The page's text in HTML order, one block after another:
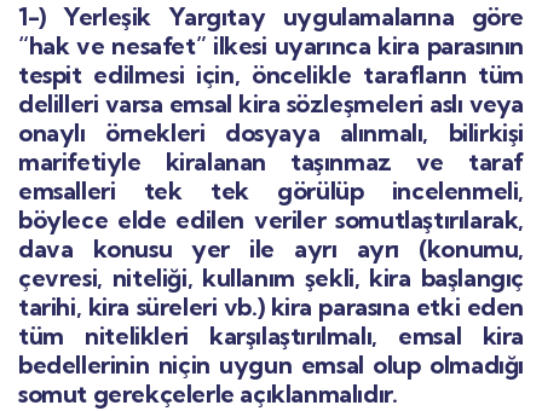
1-) Yerleşik Yargıtay uygulamalarına göre
“hak ve nesafet” ilkesi uyarınca kira parasının
tespit edilmesi için, öncelikle tarafların tüm
delilleri varsa emsal kira sözleşmeleri aslı veya
onaylı örnekleri dosyaya alınmalı, bilirkişi
marifetiyle kiralanan taşınmaz ve taraf
emsalleri tek tek görülüp incelenmeli,
böylece elde edilen veriler somutlaştırılarak,
dava konusu yer ile ayrı ayrı (konumu,
çevresi, niteliği, kullanım şekli, kira başlangıç
tarihi, kira süreleri vb.) kira parasına etki eden
tüm nitelikleri karşılaştırılmalı, emsal kira
bedellerinin niçin uygun emsal olup olmadığı
somut gerekçelerle açıklanmalıdır.